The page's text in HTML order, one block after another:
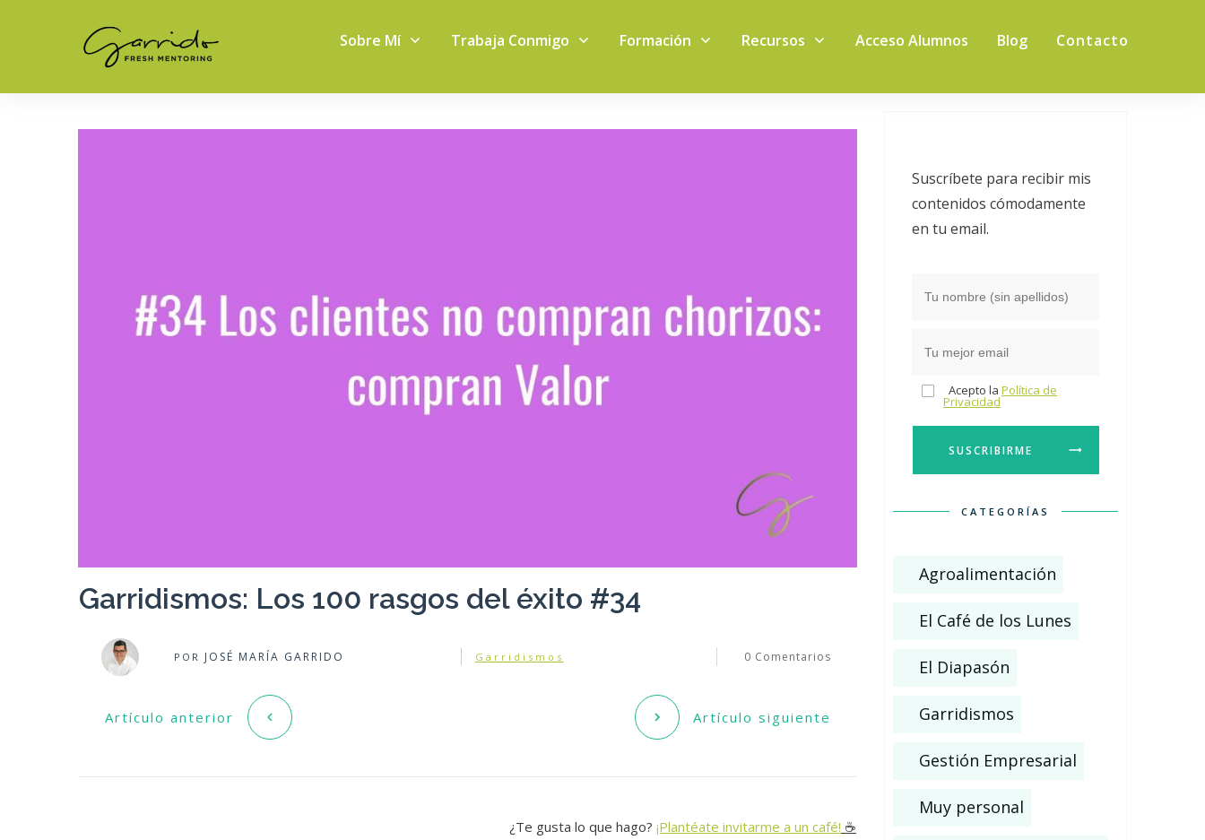
Sobre Mí Trabaja Conmigo Formación Recursos Acceso Alumnos Blog Contacto
Garridismos: Los 100 rasgos del éxito #34
POR JOSÉ MARÍA GARRIDO Garridismos 0 Comentarios
Artículo anterior Artículo siguiente
¿Te gusta lo que hago?¡Plantéate invitarme a un café! ☕️
Suscríbete para recibir mis
contenidos cómodamente
en tu email.
Acepto la Política de
Privacidad
SUSCRIBIRME
CATEGORÍAS
Agroalimentación
El Café de los Lunes
El Diapasón
Garridismos
Gestión Empresarial
Muy personal